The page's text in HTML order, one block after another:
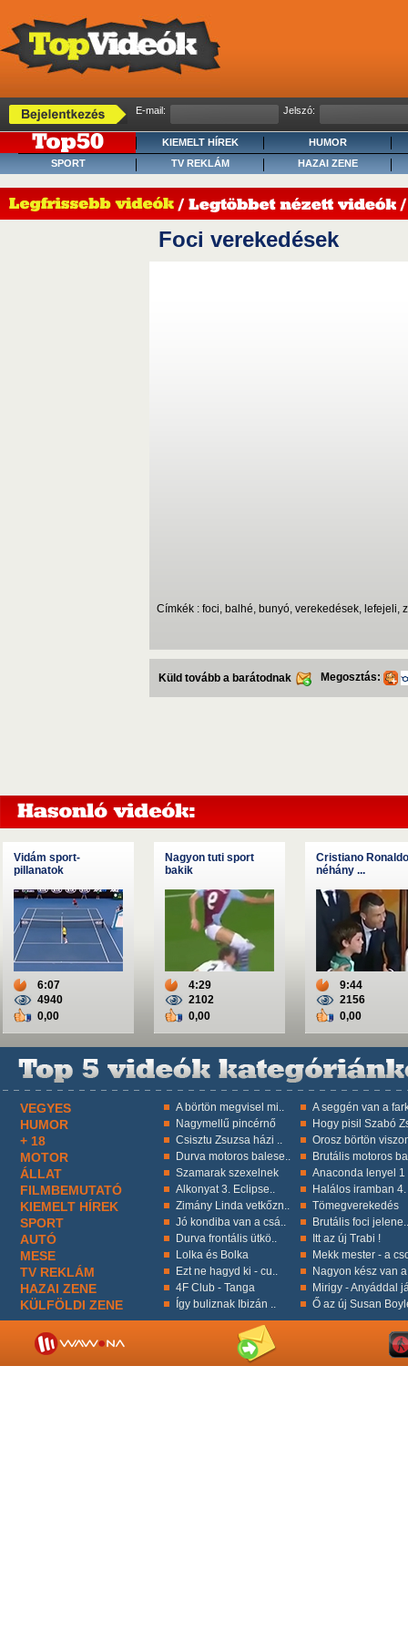
E-mail: Jelszó:
KIEMELT HÍREK
HUMOR
SPORT
TV REKLÁM HAZAI ZENE
Foci verekedések
Címkék : foci, balhé, bunyó, verekedések, lefejeli,
Küld tovább a barátodnak Megosztás:
Vidám sport-
pillanatok
6:07
4940
0,00
Nagyon tuti sport
bakik
4:29
2102
0,00
Cristiano Ronaldo
néhány ...
9:44
2156
0,00
VEGYES A börtön megvisel mi.. A seggén van a
HUMOR Nagymellű pincérnő Hogy pisil Szabó
+ 18 Csisztu Zsuzsa házi .. Orosz börtön
MOTOR Durva motoros balese.. Brutális motoros
ÁLLAT Szamarak szexelnek Anaconda lenyel 1
FILMBEMUTATÓ Alkonyat 3. Eclipse.. Halálos iramban 4.
KIEMELT HÍREK Zimány Linda vetkőzn.. Tömegverekedés
SPORT Jó kondiba van a csá.. Brutális foci jelene..
AUTÓ Durva frontális ütkö.. Itt az új Trabi !
MESE Lolka és Bolka Mekk mester - a
TV REKLÁM Ezt ne hagyd ki - cu.. Nagyon kész van
HAZAI ZENE 4F Club - Tanga Mirigy - Anyáddal
KÜLFÖLDI ZENE Így buliznak Ibizán .. Ő az új Susan